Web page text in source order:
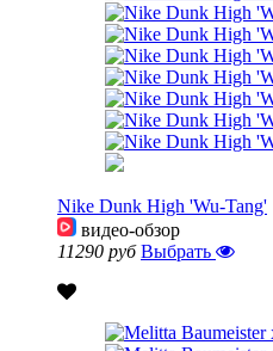
Nike Dunk High 'Wu-Tang'
видео-обзор
11290 руб Выбрать